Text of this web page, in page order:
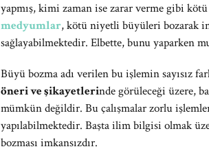
yapmış, kimi zaman ise zarar verme gibi
medyumlar, kötü niyetli büyüleri bozarak
sağlayabilmektedir. Elbette, bunu yaparken
Büyü bozma adı verilen bu işlemin sayısız
öneri ve şikayetlerinde görüleceği üzere,
mümkün değildir. Bu çalışmalar zorlu
yapılabilmektedir. Başta ilim bilgisi olmak
bozması imkansızdır.